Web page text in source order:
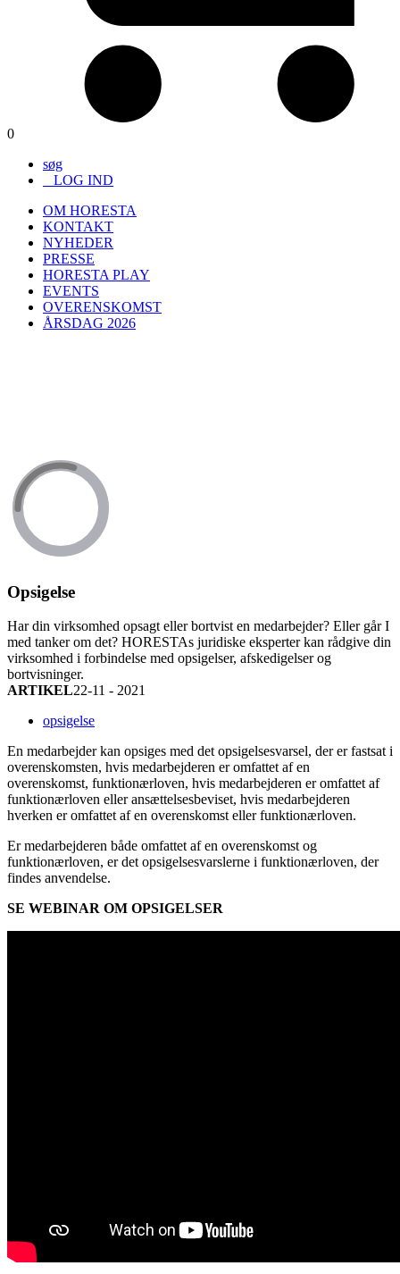
0
søg
LOG IND
OM HORESTA
KONTAKT
NYHEDER
PRESSE
HORESTA PLAY
EVENTS
OVERENSKOMST
ÅRSDAG 2026
Opsigelse
Har din virksomhed opsagt eller bortvist en medarbejder? Eller går I
med tanker om det? HORESTAs juridiske eksperter kan rådgive din
virksomhed i forbindelse med opsigelser, afskedigelser og
bortvisninger.
ARTIKEL22-11 - 2021
opsigelse
En medarbejder kan opsiges med det opsigelsesvarsel, der er fastsat i
overenskomsten, hvis medarbejderen er omfattet af en
overenskomst, funktionærloven, hvis medarbejderen er omfattet af
funktionærloven eller ansættelsesbeviset, hvis medarbejderen
hverken er omfattet af en overenskomst eller funktionærloven.
Er medarbejderen både omfattet af en overenskomst og
funktionærloven, er det opsigelsesvarslerne i funktionærloven, der
findes anvendelse.
SE WEBINAR OM OPSIGELSER